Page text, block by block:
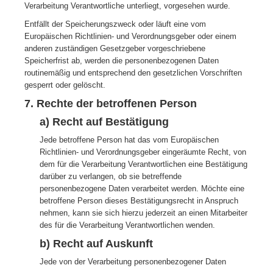
Verarbeitung Verantwortliche unterliegt, vorgesehen wurde.
Entfällt der Speicherungszweck oder läuft eine vom
Europäischen Richtlinien- und Verordnungsgeber oder einem
anderen zuständigen Gesetzgeber vorgeschriebene
Speicherfrist ab, werden die personenbezogenen Daten
routinemäßig und entsprechend den gesetzlichen Vorschriften
gesperrt oder gelöscht.
7. Rechte der betroffenen Person
a) Recht auf Bestätigung
Jede betroffene Person hat das vom Europäischen
Richtlinien- und Verordnungsgeber eingeräumte Recht, von
dem für die Verarbeitung Verantwortlichen eine Bestätigung
darüber zu verlangen, ob sie betreffende
personenbezogene Daten verarbeitet werden. Möchte eine
betroffene Person dieses Bestätigungsrecht in Anspruch
nehmen, kann sie sich hierzu jederzeit an einen Mitarbeiter
des für die Verarbeitung Verantwortlichen wenden.
b) Recht auf Auskunft
Jede von der Verarbeitung personenbezogener Daten